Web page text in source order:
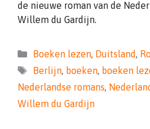
de nieuwe roman van de
Willem du Gardijn.
Categorieën
Boeken lezen, Duitsland,
Tags
Berlijn, boeken, boeken
Nederlandse romans,
Willem du Gardijn